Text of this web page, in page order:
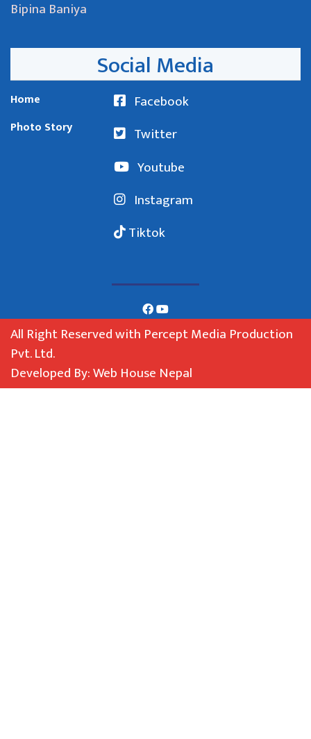
Bipina Baniya
Social Media
Home
Photo Story
Facebook
Twitter
Youtube
Instagram
Tiktok
All Right Reserved with Percept Media Production
Pvt. Ltd.
Developed By: Web House Nepal